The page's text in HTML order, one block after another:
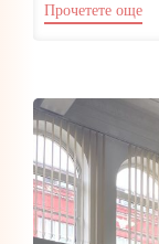
Прочетете още